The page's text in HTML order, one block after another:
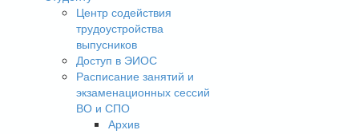
Центр содействия
трудоустройства
выпусников
Доступ в ЭИОС
Расписание занятий и
экзаменационных сессий
ВО и СПО
Архив